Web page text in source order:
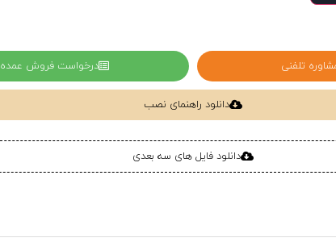
تلفنی درخواست فروش عمده
دانلود راهنمای نصب
دانلود فایل های سه بعدی